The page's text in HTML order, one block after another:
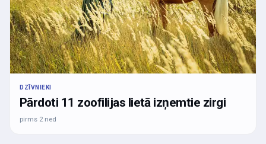
DZĪVNIEKI
Pārdoti 11 zoofilijas lietā izņemtie zirgi
pirms 2 ned